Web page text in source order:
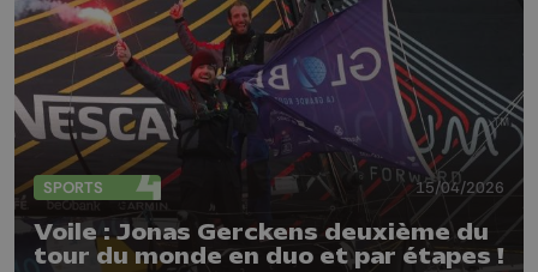
SPORTS 15/04/2026
Voile : Jonas Gerckens deuxième du
tour du monde en duo et par étapes !